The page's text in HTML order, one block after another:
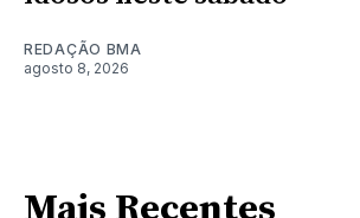
REDAÇÃO BMA
agosto 8, 2026